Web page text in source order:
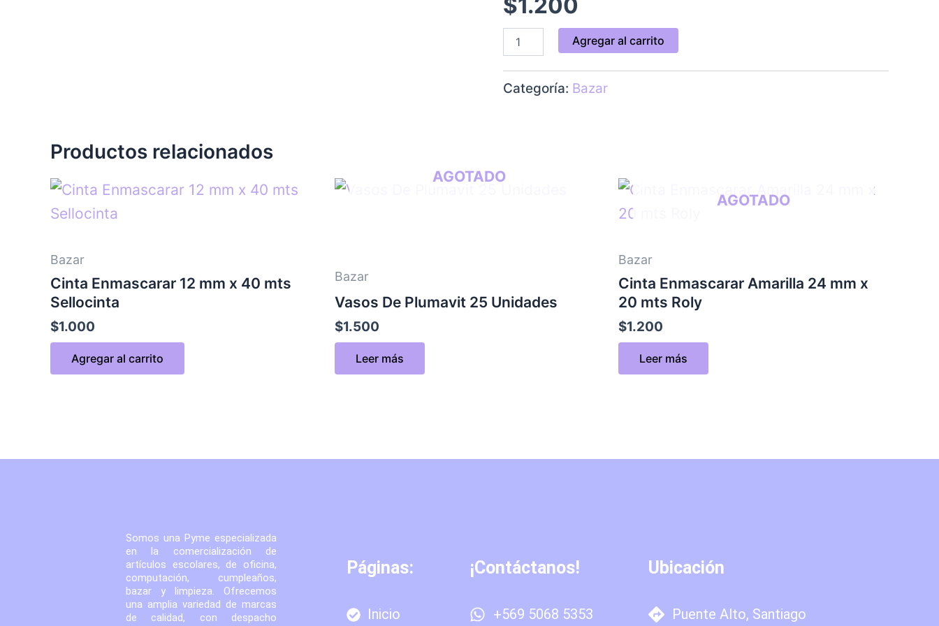
$1.200
Mts
cantidad
Agregar al carrito
Categoría: Bazar
Productos relacionados
Bazar
Cinta Enmascarar 12 mm x 40 mts
Sellocinta
$1.000
Agregar al carrito
AGOTADO
Bazar
Vasos De Plumavit 25 Unidades
$1.500
Leer más
AGOTADO
Bazar
Cinta Enmascarar Amarilla 24 mm x
20 mts Roly
$1.200
Leer más
Somos una Pyme especializada
en la comercialización de
artículos escolares, de oficina,
computación, cumpleaños,
bazar y limpieza. Ofrecemos
una amplia variedad de marcas
de calidad, con despacho
Páginas:
Inicio
¡Contáctanos!
+569 5068 5353
Ubicación
Puente Alto, Santiago